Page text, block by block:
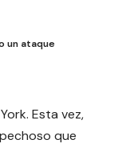
un ataque
Esta vez,
que